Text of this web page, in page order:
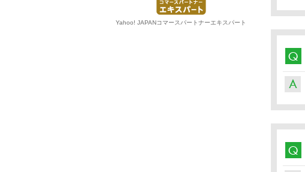
Yahoo! JAPANコマースパートナーエキスパート